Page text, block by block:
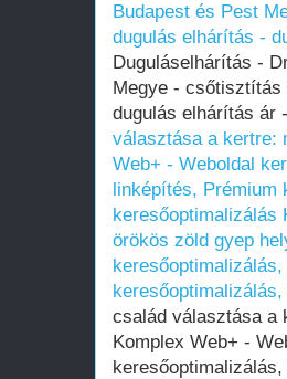
Budapest és Pest
dugulás elhárítás -
Duguláselhárítás -
Megye -
dugulás elhárítás ár
választása a kertre:
Web+ - Weboldal
linképítés, Prémium
keresőoptimalizálás
örökös zöld gyep
család választása a
Komplex Web+ -